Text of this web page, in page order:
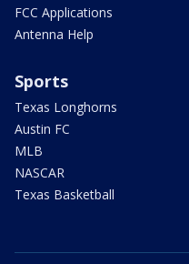
FCC Applications
Antenna Help
Sports
Texas Longhorns
Austin FC
MLB
NASCAR
Texas Basketball